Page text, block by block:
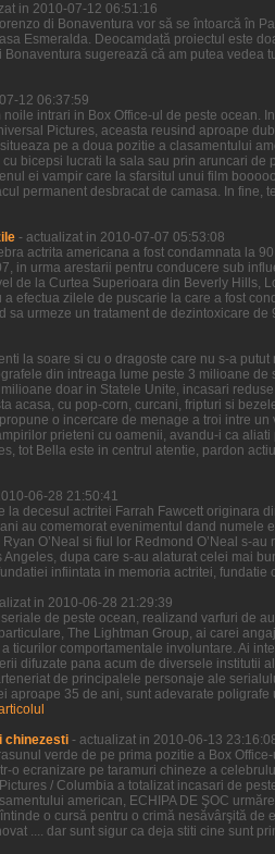
in 2010-07-12 06:51:16
di Bonaventura vor să se întoarcă în
Esmeralda. Deocamdată proiectul este
sugerează că am putea vedea
12 06:37:59
intrari in Box Office-ul de peste ocean.
Pictures, aceasta reusind aproape
pe a doua pozitie a clasamentului
bicepsi lucrati la sala sau prin aruncari de
ei vampir care la sfarsitul unui film
permanent desbracat de camasa. In fine,
- actualizat in 2010-07-07 05:53:08
actrita americana a fost condamnata la
in urma arestarii pentru conducere sub
de la Curtea Superioara din Beverly Hills,
efectua zilele de puscarie la care a fost
sa urmeze un tratament de dezintoxicare
la soare si cu o dragoste care nu s-a
din intreaga lume peste 3 milioane
doar in Statele Unite, incasari
acasa, cu pop-corn, curcani, fripturi si
o incercare de menage a troi intre un
prieteni cu oamenii, avandu-i ca
tot Bella este in centrul atentie, pardon
06-28 21:50:41
la decesul actritei Farrah Fawcett originara
au comemorat evenimentul dand numele
O’Neal si fiul lor Redmond O’Neal s-
dupa care s-au alaturat celei mai
infiintata in memoria actritei,
in 2010-06-28 21:29:39
de peste ocean, realizand varfuri de
The Lightman Group, ai carei
comportamentale involuntare. Ai
difuzate pana acum de diversele institutii
de principalele personaje ale
aproape 35 de ani, sunt adevarate
chinezesti - actualizat in 2010-06-13
verde de pe prima pozitie a Box
o ecranizare pe taramuri chineze a
/ Columbia a totalizat incasari de
american, ECHIPA DE ŞOC
o cursă pentru o crimă nesăvârşită
.... dar sunt sigur ca deja stiti cine sunt